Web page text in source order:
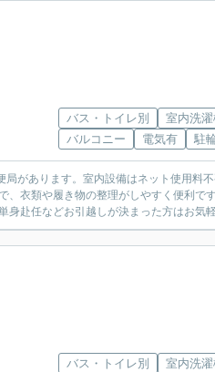
バス・トイレ別 室内洗
バルコニー
電気有 駐
があります。室内設備はネット使用料
衣類や履き物の整理がしやすく便利で
身赴任などお引越しが決まった方はお気
バス・トイレ別 室内洗